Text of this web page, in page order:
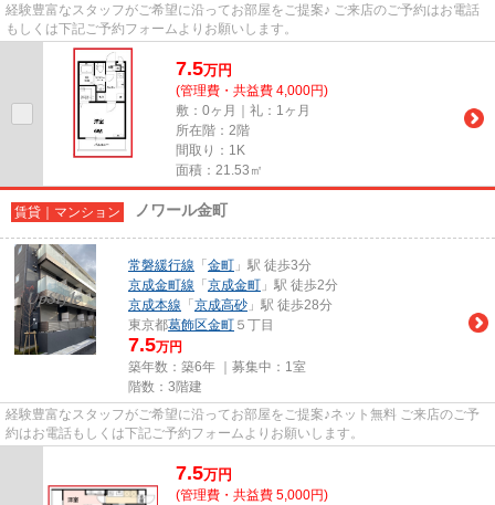
経験豊富なスタッフがご希望に沿ってお部屋をご提案♪ ご来店のご予約はお電話
もしくは下記ご予約フォームよりお願いします。
7.5万円
(管理費・共益費 4,000円)
敷：0ヶ月｜礼：1ヶ月
所在階：2階
間取り：1K
面積：21.53㎡
賃貸｜マンション ノワール金町
常磐緩行線 「 金町 」駅 徒歩3分
京成金町線 「 京成金町 」駅 徒歩2分
京成本線 「 京成高砂 」駅 徒歩28分
東京都葛飾区金町 ５丁目
7.5万円
築年数：築6年 ｜募集中： 1室
階数：3階建
経験豊富なスタッフがご希望に沿ってお部屋をご提案♪ネット無料 ご来店のご予
約はお電話もしくは下記ご予約フォームよりお願いします。
7.5万円
(管理費・共益費 5,000円)